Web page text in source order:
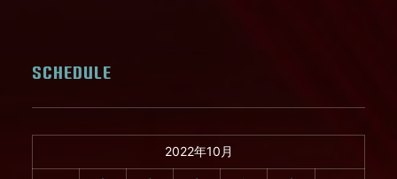
SCHEDULE
2022年10月